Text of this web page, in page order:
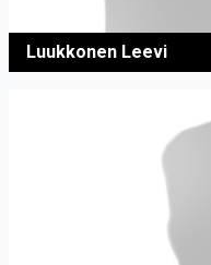
Luukkonen Leevi